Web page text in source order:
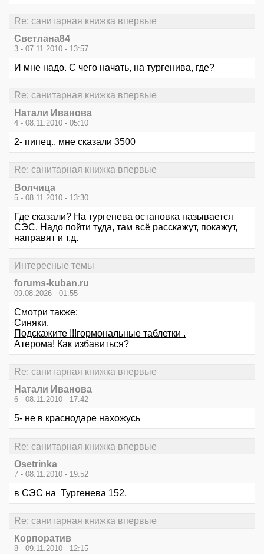
Re: санитарная книжка впервые
Светлана84
3 - 07.11.2010 - 13:57
И мне надо. С чего начать, на тургенива, где?
Re: санитарная книжка впервые
Натали Иванова
4 - 08.11.2010 - 05:10
2- пипец.. мне сказали 3500
Re: санитарная книжка впервые
Волчица
5 - 08.11.2010 - 13:30
Где сказали? На тургенева остановка называется
СЭС. Надо пойти туда, там всё расскажут, покажут,
направят и т.д.
Интересные темы
forums-kuban.ru
09.08.2026 - 01:55
Смотри также:
Синяки.
Подскажите !!!гормональные таблетки .
Атерома! Как избавиться?
Re: санитарная книжка впервые
Натали Иванова
6 - 08.11.2010 - 17:42
5- не в краснодаре нахожусь
Re: санитарная книжка впервые
Osetrinka
7 - 08.11.2010 - 19:52
в СЭС нa Тургeнeвa 152,
Re: санитарная книжка впервые
Корпоратив
8 - 09.11.2010 - 12:15